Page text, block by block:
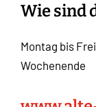
Wie sind
Montag bis
Wochenende